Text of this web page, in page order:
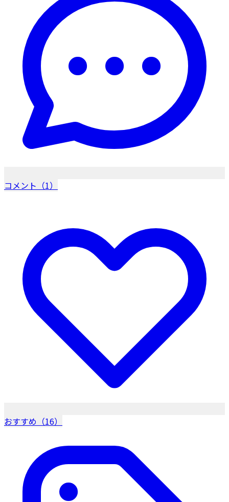
コメント（1）
おすすめ（16）